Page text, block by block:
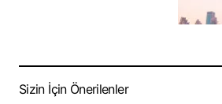
Sizin İçin Önerilenler